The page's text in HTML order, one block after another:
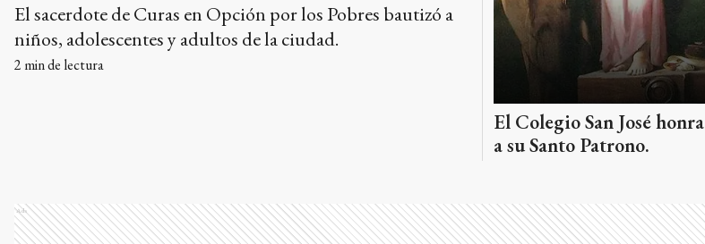
El sacerdote de Curas en Opción por los Pobres bautizó a
niños, adolescentes y adultos de la ciudad.
2 min de lectura
El Colegio San José honra
a su Santo Patrono.
Ads